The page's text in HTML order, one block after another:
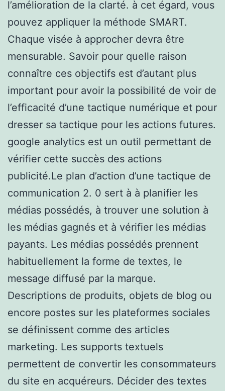
l’amélioration de la clarté. à cet égard, vous
pouvez appliquer la méthode SMART.
Chaque visée à approcher devra être
mensurable. Savoir pour quelle raison
connaître ces objectifs est d’autant plus
important pour avoir la possibilité de voir de
l’efficacité d’une tactique numérique et pour
dresser sa tactique pour les actions futures.
google analytics est un outil permettant de
vérifier cette succès des actions
publicité.Le plan d’action d’une tactique de
communication 2. 0 sert à à planifier les
médias possédés, à trouver une solution à
les médias gagnés et à vérifier les médias
payants. Les médias possédés prennent
habituellement la forme de textes, le
message diffusé par la marque.
Descriptions de produits, objets de blog ou
encore postes sur les plateformes sociales
se définissent comme des articles
marketing. Les supports textuels
permettent de convertir les consommateurs
du site en acquéreurs. Décider des textes